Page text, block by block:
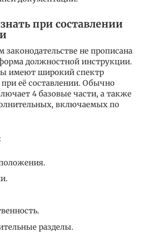
при составлении
не прописана
должностной инструкции.
имеют широкий спектр
её составлении. Обычно
4 базовые части, а также
включаемых по
разделы.